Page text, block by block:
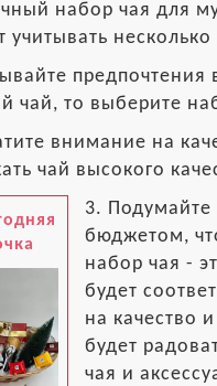
набор чая для
учитывать
чай, то выберите
внимание на
чай высокого
3.
бюджетом,
набор чая -
будет
на качество
будет
чая и